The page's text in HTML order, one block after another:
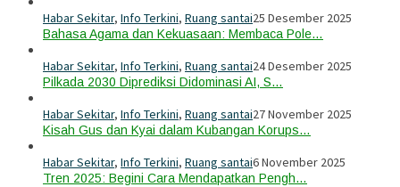
Habar Sekitar, Info Terkini, Ruang santai25 Desember 2025
Bahasa Agama dan Kekuasaan: Membaca Pole…
Habar Sekitar, Info Terkini, Ruang santai24 Desember 2025
Pilkada 2030 Diprediksi Didominasi AI, S…
Habar Sekitar, Info Terkini, Ruang santai27 November 2025
Kisah Gus dan Kyai dalam Kubangan Korups…
Habar Sekitar, Info Terkini, Ruang santai6 November 2025
Tren 2025: Begini Cara Mendapatkan Pengh…